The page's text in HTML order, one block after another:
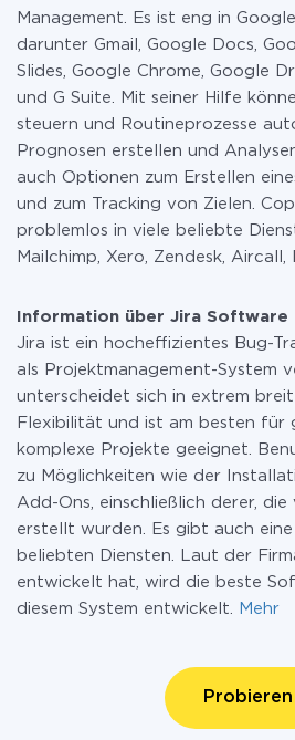
Management. Es ist eng in
darunter Gmail, Google Docs,
Slides, Google Chrome, Google
und G Suite. Mit seiner Hilfe
steuern und Routineprozesse
Prognosen erstellen und
auch Optionen zum Erstellen
und zum Tracking von Zielen.
problemlos in viele beliebte
Mailchimp, Xero, Zendesk, Aircall,
Information über Jira Software
Jira ist ein hocheffizientes Bug-
als Projektmanagement-System
unterscheidet sich in extrem
Flexibilität und ist am besten für
komplexe Projekte geeignet.
zu Möglichkeiten wie der
Add-Ons, einschließlich derer,
erstellt wurden. Es gibt auch
beliebten Diensten. Laut der
entwickelt hat, wird die beste
diesem System entwickelt.
Mehr
Probieren